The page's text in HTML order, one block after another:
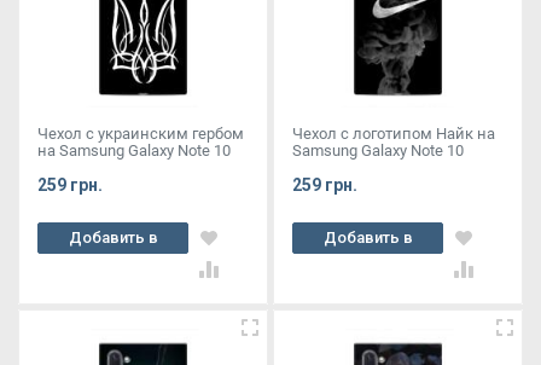
Чехол с украинским гербом
на Samsung Galaxy Note 10
259 грн.
Добавить в
корзину
Чехол с логотипом Найк на
Samsung Galaxy Note 10
259 грн.
Добавить в
корзину